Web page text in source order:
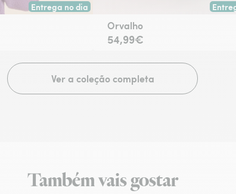
Entrega no dia
Entrega hoje ou na data à tua escolha.
Orvalho
54,99€
Ver a coleção completa
Também vais gostar